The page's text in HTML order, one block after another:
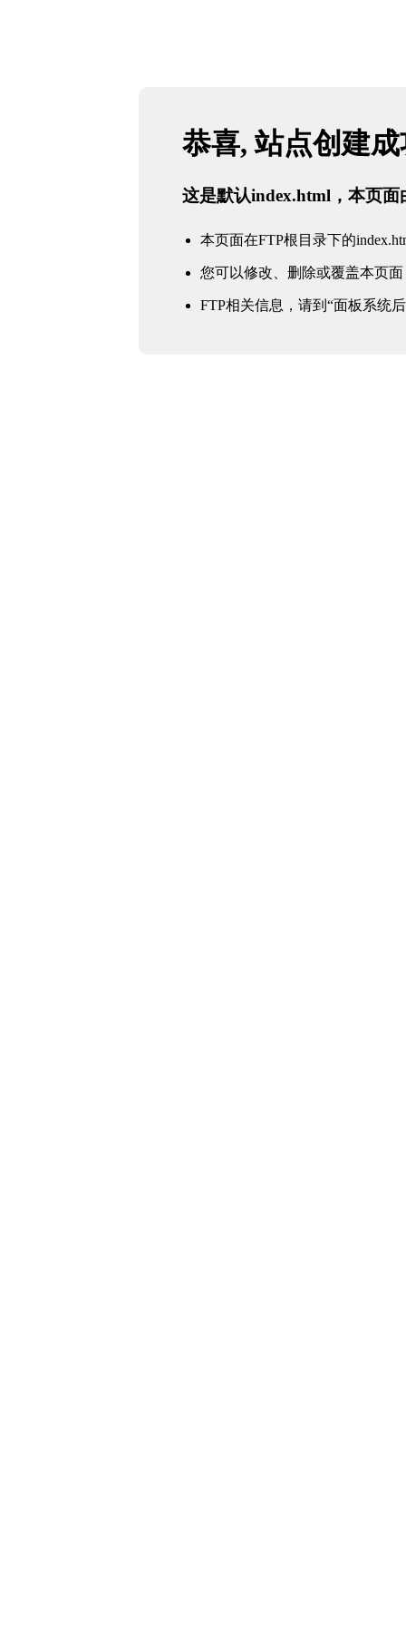
恭喜, 站点创建
这是默认index.html，本页面
本页面在FTP根目录下的
您可以修改、删除或覆盖本页面
FTP相关信息，请到“面板系统